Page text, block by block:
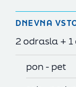
DNEVNA
2 odrasla +
pon - pet